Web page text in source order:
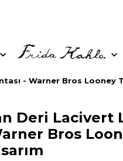
- Warner Bros Looney
Deri Lacivert
Bros